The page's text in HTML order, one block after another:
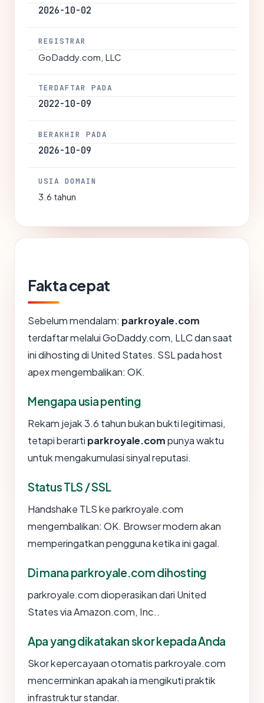
2026-10-02
REGISTRAR
GoDaddy.com, LLC
TERDAFTAR PADA
2022-10-09
BERAKHIR PADA
2026-10-09
USIA DOMAIN
3.6 tahun
Fakta cepat
Sebelum mendalam: parkroyale.com
terdaftar melalui GoDaddy.com, LLC dan saat
ini dihosting di United States. SSL pada host
apex mengembalikan: OK.
Mengapa usia penting
Rekam jejak 3.6 tahun bukan bukti legitimasi,
tetapi berarti parkroyale.compunya waktu
untuk mengakumulasi sinyal reputasi.
Status TLS / SSL
Handshake TLS ke parkroyale.com
mengembalikan: OK. Browser modern akan
memperingatkan pengguna ketika ini gagal.
Di mana parkroyale.com dihosting
parkroyale.com dioperasikan dari United
States via Amazon.com, Inc..
Apa yang dikatakan skor kepada Anda
Skor kepercayaan otomatis parkroyale.com
mencerminkan apakah ia mengikuti praktik
infrastruktur standar.